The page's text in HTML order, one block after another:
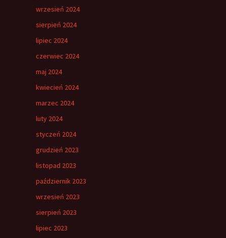
wrzesień 2024
sierpień 2024
lipiec 2024
czerwiec 2024
maj 2024
kwiecień 2024
marzec 2024
luty 2024
styczeń 2024
grudzień 2023
listopad 2023
październik 2023
wrzesień 2023
sierpień 2023
lipiec 2023